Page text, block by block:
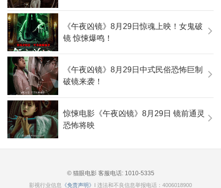
《午夜凶镜》8月29日惊魂上映！女鬼破
镜 惊悚爆鸣！
《午夜凶镜》8月29日中式民俗恐怖巨制
破镜来袭！
惊悚电影《午夜凶镜》8月29日 镜前通灵
恐怖将映
© 猫眼电影 客服电话:1010-5335
影视行业信息 《免责声明》 I 违法和不良信息举报电话：4006018900